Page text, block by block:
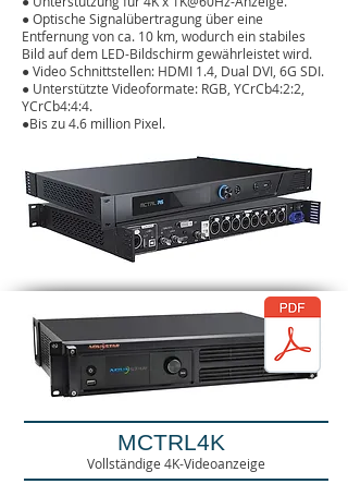
● Optische Signalübertragung über eine
Entfernung von ca. 10 km, wodurch ein stabiles
Bild auf dem LED-Bildschirm gewährleistet wird.
●Video Schnittstellen: HDMI 1.4, Dual DVI, 6G SDI.
● Unterstützte Videoformate: RGB, YCrCb4:2:2,
YCrCb4:4:4.
●Bis zu 4.6 million Pixel.
MCTRL4K
Vollständige 4K-Videoanzeige